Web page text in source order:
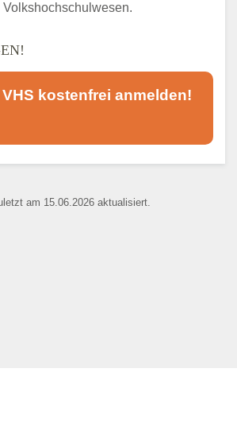
VHS kostenfrei anmelden!
und ist nicht
am 15.06.2026 aktualisiert.